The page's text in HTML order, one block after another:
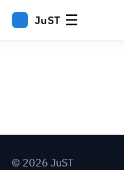
JuST ☰
© 2026 JuST